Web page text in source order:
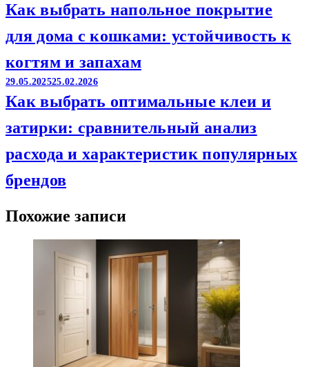
Как выбрать напольное покрытие
для дома с кошками: устойчивость к
когтям и запахам
29.05.202525.02.2026
Как выбрать оптимальные клеи и
затирки: сравнительный анализ
расхода и характеристик популярных
брендов
Похожие записи